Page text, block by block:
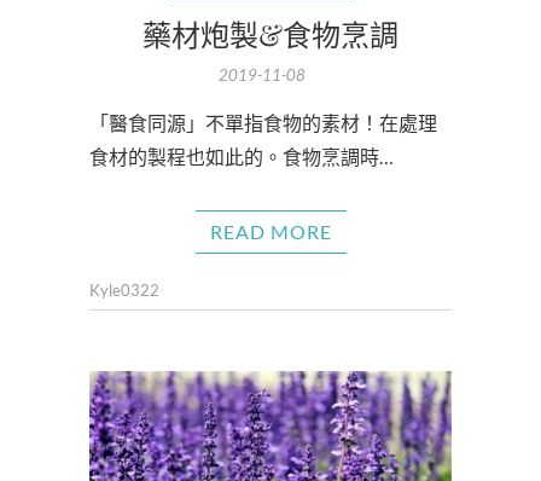
藥材炮製&食物烹調
2019-11-08
「醫食同源」不單指食物的素材！在處理
食材的製程也如此的。食物烹調時…
READ MORE
Kyle0322